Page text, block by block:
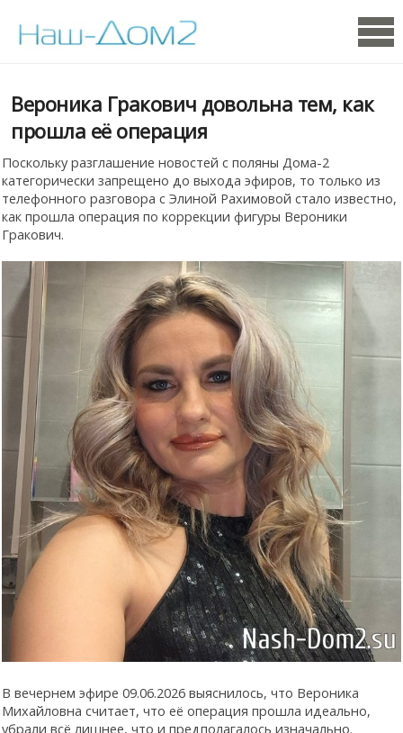
Вероника Гракович довольна тем, как
прошла её операция
Поскольку разглашение новостей с поляны Дома-2
категорически запрещено до выхода эфиров, то только из
телефонного разговора с Элиной Рахимовой стало известно,
как прошла операция по коррекции фигуры Вероники
Гракович.
В вечернем эфире 09.06.2026 выяснилось, что Вероника
Михайловна считает, что её операция прошла идеально,
убрали всё лишнее, что и предполагалось изначально.